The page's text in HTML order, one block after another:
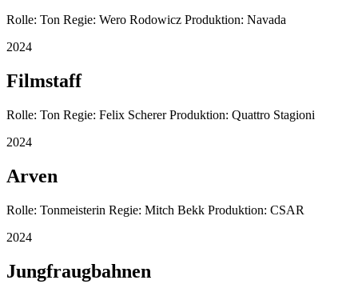
Rolle: Ton Regie: Wero Rodowicz Produktion: Navada
2024
Filmstaff
Rolle: Ton Regie: Felix Scherer Produktion: Quattro Stagioni
2024
Arven
Rolle: Tonmeisterin Regie: Mitch Bekk Produktion: CSAR
2024
Jungfraugbahnen